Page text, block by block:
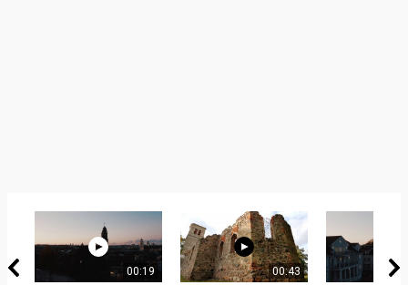
00:19 00:43